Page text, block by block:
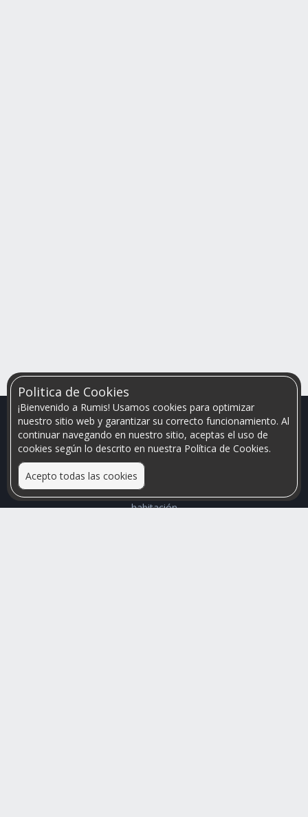
Politica de Cookies
¡Bienvenido a Rumis! Usamos cookies para optimizar
nuestro sitio web y garantizar su correcto funcionamiento. Al
continuar navegando en nuestro sitio, aceptas el uso de
cookies según lo descrito en nuestra Política de Cookies.
Acepto todas las cookies
Relacionamos personas que arriendan con las que buscan una
habitación